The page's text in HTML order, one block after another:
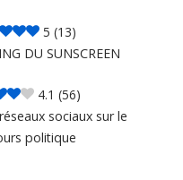
5 (13)
DU SUNSCREEN
4.1 (56)
sociaux sur le
politique